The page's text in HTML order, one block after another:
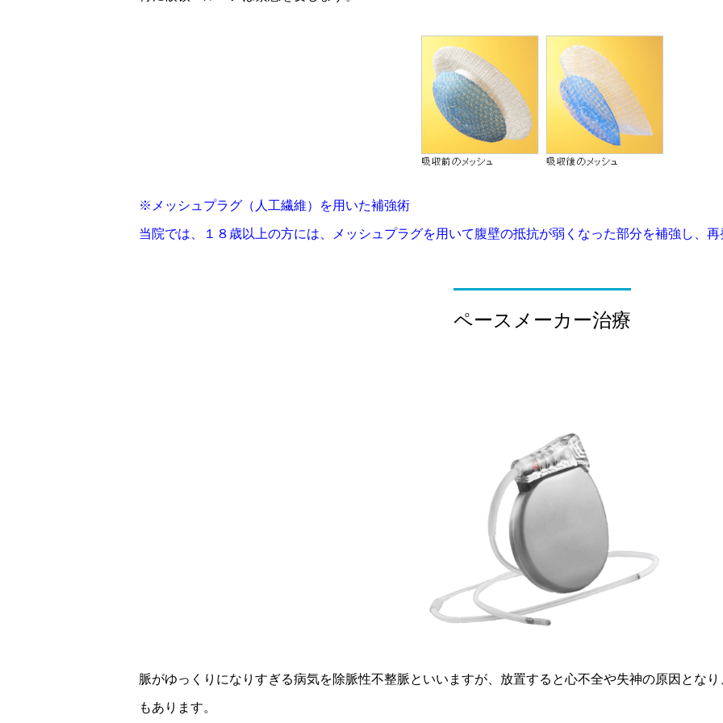
※メッシュプラグ（人工繊維）を用いた補強術
当院では、１８歳以上の方には、メッシュプラグを用いて腹壁の抵抗が弱くなった部分を補強し、再
ペースメーカー治療
脈がゆっくりになりすぎる病気を除脈性不整脈といいますが、放置すると心不全や失神の原因とな
もあります。